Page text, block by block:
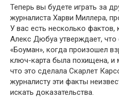
Теперь вы будете играть за
журналиста Харви Миллера,
У вас есть несколько
Алекс Дюбуа утверждает, что
«Боуман», когда произошел
ключ-карта была похищена, и
что это сделала Скарлет
журналисту эти факты
искать доказательства.